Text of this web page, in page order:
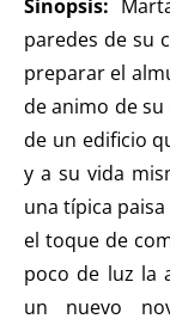
Sinopsis:
paredes de su
preparar el
de animo de
de un edificio
y a su vida
una típica
el toque de
poco de luz la
un nuevo